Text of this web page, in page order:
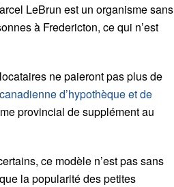
LeBrun est un organisme sans
à Fredericton, ce qui n’est
ne paieront pas plus de
d’hypothèque et de
provincial de supplément au
ce modèle n’est pas sans
la popularité des petites